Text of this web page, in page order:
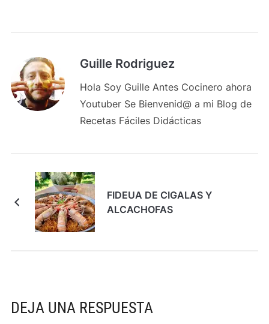
Guille Rodriguez
Hola Soy Guille Antes Cocinero ahora
Youtuber Se Bienvenid@ a mi Blog de
Recetas Fáciles Didácticas
FIDEUA DE CIGALAS Y
ALCACHOFAS
DEJA UNA RESPUESTA